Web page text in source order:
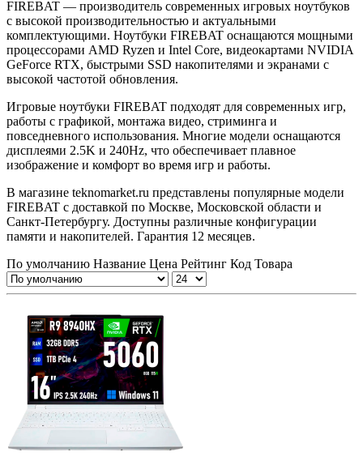
FIREBAT — производитель современных игровых ноутбуков
с высокой производительностью и актуальными
комплектующими. Ноутбуки FIREBAT оснащаются мощными
процессорами AMD Ryzen и Intel Core, видеокартами NVIDIA
GeForce RTX, быстрыми SSD накопителями и экранами с
высокой частотой обновления.
Игровые ноутбуки FIREBAT подходят для современных игр,
работы с графикой, монтажа видео, стриминга и
повседневного использования. Многие модели оснащаются
дисплеями 2.5K и 240Hz, что обеспечивает плавное
изображение и комфорт во время игр и работы.
В магазине teknomarket.ru представлены популярные модели
FIREBAT с доставкой по Москве, Московской области и
Санкт-Петербургу. Доступны различные конфигурации
памяти и накопителей. Гарантия 12 месяцев.
По умолчанию Название Цена Рейтинг Код Товара